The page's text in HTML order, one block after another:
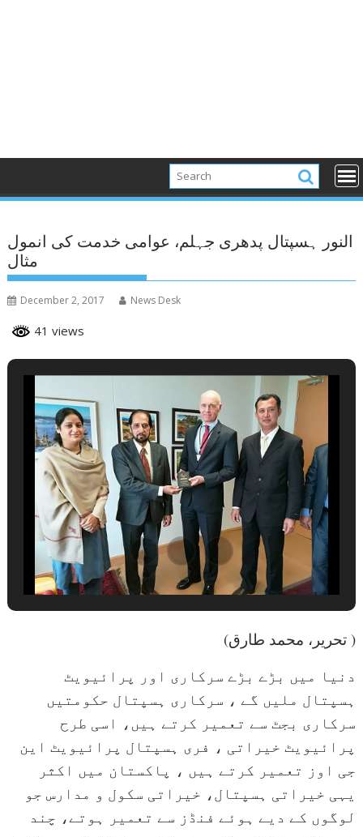
النور ہسپتال پدھری جہلم، عوامی خدمت کی انمول
مثال
December 2, 2017 News Desk
41 views
(تحریر، محمد طارق )
دنیا میں بڑے بڑے سرکاری اور پرائیویٹ
ہسپتال ملیں گے ، سرکاری ہسپتال حکومتیں
سرکاری بجٹ سے تعمیر کرتے ہیں، اسی طرح
پرائیویٹ خیراتی ، فری ہسپتال پرائیویٹ این
جی اوز تعمیر کرتے ہیں ، پاکستان میں اکثر
یہی خیراتی ہسپتال، خیراتی سکول و مدارس جو
لوگوں کے دیے ہوئے فنڈز سے تعمیر ہوتے، چند